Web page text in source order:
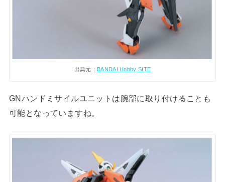
出典元： BANDAI Hobby SITE
GNハンドミサイルユニットは腕部に取り付けることも
可能となっていますね。